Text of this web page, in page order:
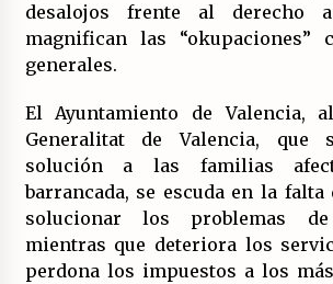
Asamblea abierta de los
plantea una alternativa a
para La Saleta y la línea C3.
Declaración de Estambul
contra la OTAN, el
14/07/2026
El fuego no tiene la culpa
(Almería)
14/07/2026
desalojos frente al derecho
magnifican las “okupaciones”
generales.
El Ayuntamiento de Valencia,
Generalitat de Valencia, que
solución a las familias
barrancada, se escuda en la
solucionar los problemas
mientras que deteriora los
perdona los impuestos a los